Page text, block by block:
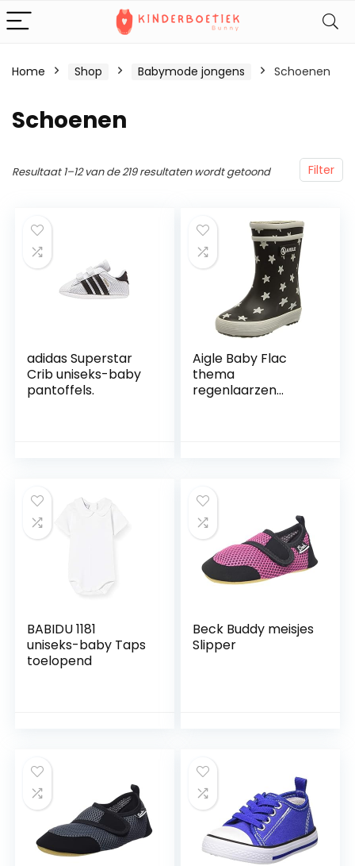
Home Shop Babymode jongens Schoenen
Schoenen
Filter
Resultaat 1–12 van de 219 resultaten wordt getoond
adidas Superstar
Crib uniseks-baby
pantoffels.
Aigle Baby Flac
thema
regenlaarzen
BABIDU 1181
uniseks-baby Taps
toelopend
Beck Buddy meisjes
Slipper